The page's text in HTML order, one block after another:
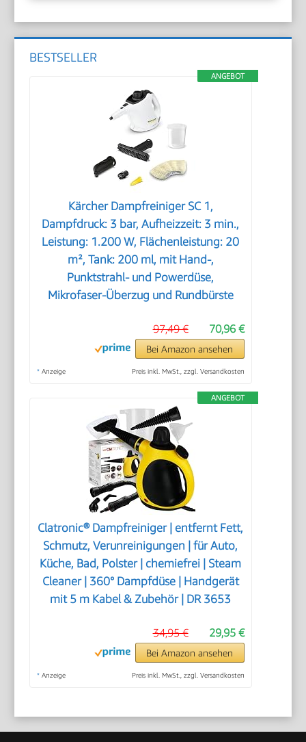
BESTSELLER
ANGEBOT
Kärcher Dampfreiniger SC 1,
Dampfdruck: 3 bar, Aufheizzeit: 3 min.,
Leistung: 1.200 W, Flächenleistung: 20
m², Tank: 200 ml, mit Hand-,
Punktstrahl- und Powerdüse,
Mikrofaser-Überzug und Rundbürste
70,96 €
97,49 €
Bei Amazon ansehen
* Anzeige Preis inkl. MwSt., zzgl. Versandkosten
ANGEBOT
Clatronic® Dampfreiniger | entfernt Fett,
Schmutz, Verunreinigungen | für Auto,
Küche, Bad, Polster | chemiefrei | Steam
Cleaner | 360° Dampfdüse | Handgerät
mit 5 m Kabel & Zubehör | DR 3653
29,95 €
34,95 €
Bei Amazon ansehen
* Anzeige Preis inkl. MwSt., zzgl. Versandkosten